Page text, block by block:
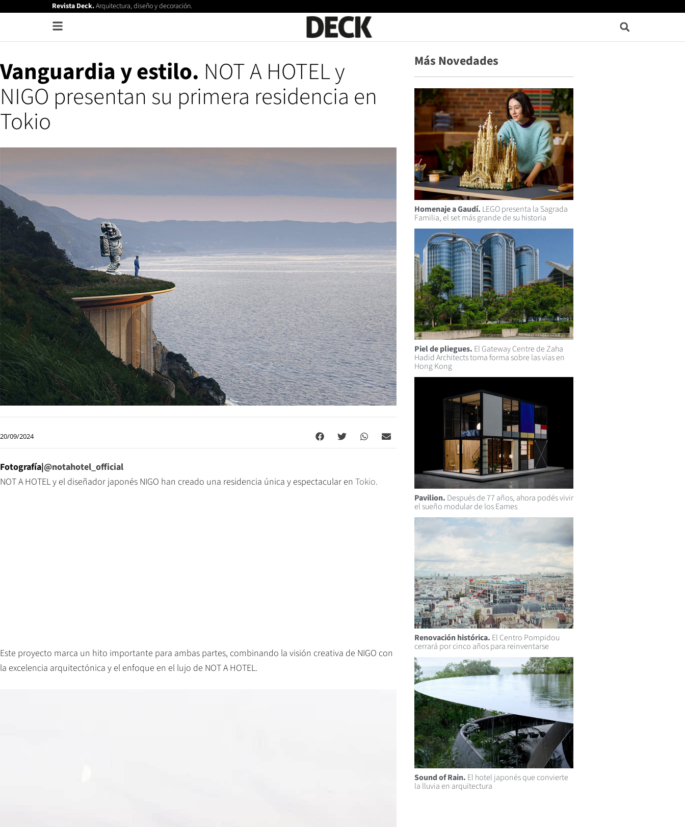
Revista Deck.Arquitectura, diseño y decoración.
Vanguardia y estilo. NOT A HOTEL y
NIGO presentan su primera residencia en
Tokio
20/09/2024
Fotografía|@notahotel_official
NOT A HOTEL y el diseñador japonés NIGO han creado una residencia única y espectacular en Tokio.
Este proyecto marca un hito importante para ambas partes, combinando la visión creativa de NIGO con
la excelencia arquitectónica y el enfoque en el lujo de NOT A HOTEL.
Más Novedades
Homenaje a Gaudí. LEGO presenta la Sagrada
Familia, el set más grande de su historia
Piel de pliegues. El Gateway Centre de Zaha
Hadid Architects toma forma sobre las vías en
Hong Kong
Pavilion. Después de 77 años, ahora podés vivir
el sueño modular de los Eames
Renovación histórica. El Centro Pompidou
cerrará por cinco años para reinventarse
Sound of Rain. El hotel japonés que convierte
la lluvia en arquitectura